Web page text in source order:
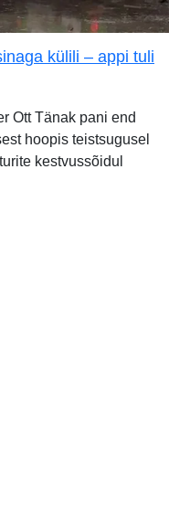
külili – appi tuli
Ott Tänak pani end
hoopis teistsugusel
kestvussõidul